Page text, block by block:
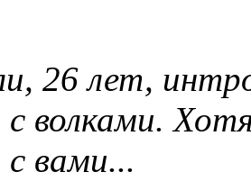
26 лет,
волками.
вами...